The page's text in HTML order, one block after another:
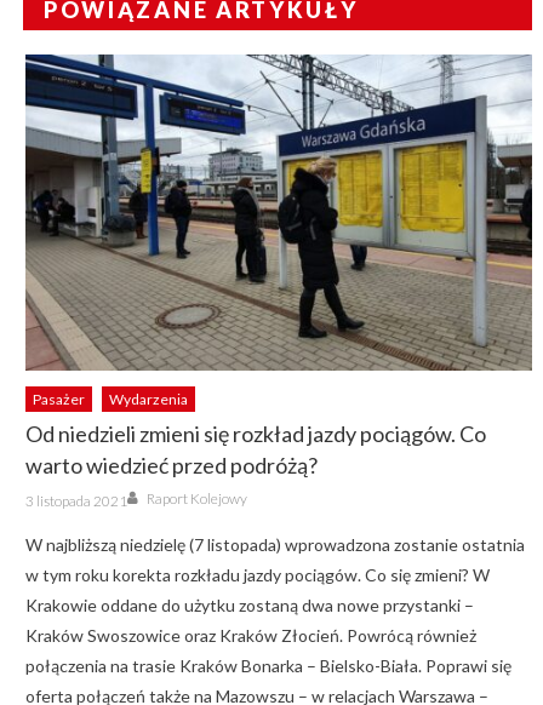
POWIĄZANE ARTYKUŁY
Pasażer Wydarzenia
Od niedzieli zmieni się rozkład jazdy pociągów. Co
warto wiedzieć przed podróżą?
Posted
on
3 listopada 2021 Author
Raport Kolejowy
W najbliższą niedzielę (7 listopada) wprowadzona zostanie ostatnia
w tym roku korekta rozkładu jazdy pociągów. Co się zmieni? W
Krakowie oddane do użytku zostaną dwa nowe przystanki –
Kraków Swoszowice oraz Kraków Złocień. Powrócą również
połączenia na trasie Kraków Bonarka – Bielsko-Biała. Poprawi się
oferta połączeń także na Mazowszu – w relacjach Warszawa –